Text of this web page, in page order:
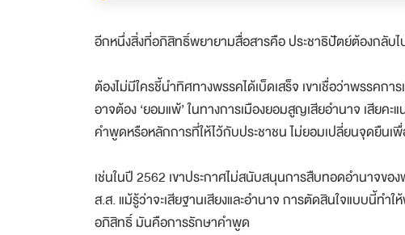
อีกหนึ่งสิ่งที่อภิสิทธิ์พยายามสื่อสารคือ ประชาธิปัตย์ต้องกลับไป
ต้องไม่มีใครชี้นำทิศทางพรรคได้เบ็ดเสร็จ เขาเชื่อว่าพรรคกา
อาจต้อง ‘ยอมแพ้’ ในทางการเมืองยอมสูญเสียอำนาจ เสียค
คำพูดหรือหลักการที่ให้ไว้กับประชาชน ไม่ยอมเปลี่ยนจุดยืนเพื่
เช่นในปี 2562 เขาประกาศไม่สนับสนุนการสืบทอดอำนาจข
ส.ส. แม้รู้ว่าจะเสียฐานเสียงและอำนาจ การตัดสินใจแบบนี้ทำ
อภิสิทธิ์ มันคือการรักษาคำพูด